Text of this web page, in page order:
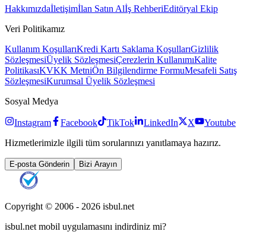
Hakkımızdaİletişimİlan Satın Alİş RehberiEditöryal Ekip
Veri Politikamız
Kullanım KoşullarıKredi Kartı Saklama KoşullarıGizlilik
SözleşmesiÜyelik SözleşmesiÇerezlerin KullanımıKalite
PolitikasıKVKK MetniÖn Bilgilendirme FormuMesafeli Satış
SözleşmesiKurumsal Üyelik Sözleşmesi
Sosyal Medya
Instagram Facebook TikTok LinkedIn X
Youtube
Hizmetlerimizle ilgili tüm sorularınızı yanıtlamaya hazırız.
E-posta Gönderin Bizi Arayın
Copyright © 2006 - 2026 isbul.net
isbul.net mobil uygulamasını indirdiniz mi?